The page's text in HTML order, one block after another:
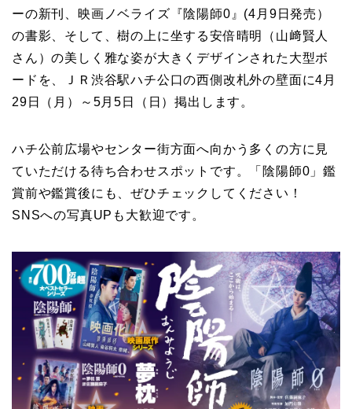
ーの新刊、映画ノベライズ『陰陽師0』(4月9日発売）
の書影、そして、樹の上に坐する安倍晴明（山﨑賢人
さん）の美しく雅な姿が大きくデザインされた大型ボ
ードを、ＪＲ渋谷駅ハチ公口の西側改札外の壁面に4月
29日（月）～5月5日（日）掲出します。
ハチ公前広場やセンター街方面へ向かう多くの方に見
ていただける待ち合わせスポットです。「陰陽師0」鑑
賞前や鑑賞後にも、ぜひチェックしてください！
SNSへの写真UPも大歓迎です。